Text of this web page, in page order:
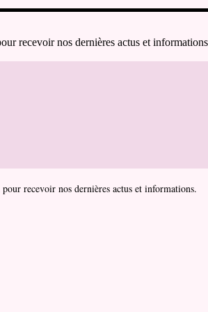
recevoir nos dernières actus et
recevoir nos dernières actus et informations.